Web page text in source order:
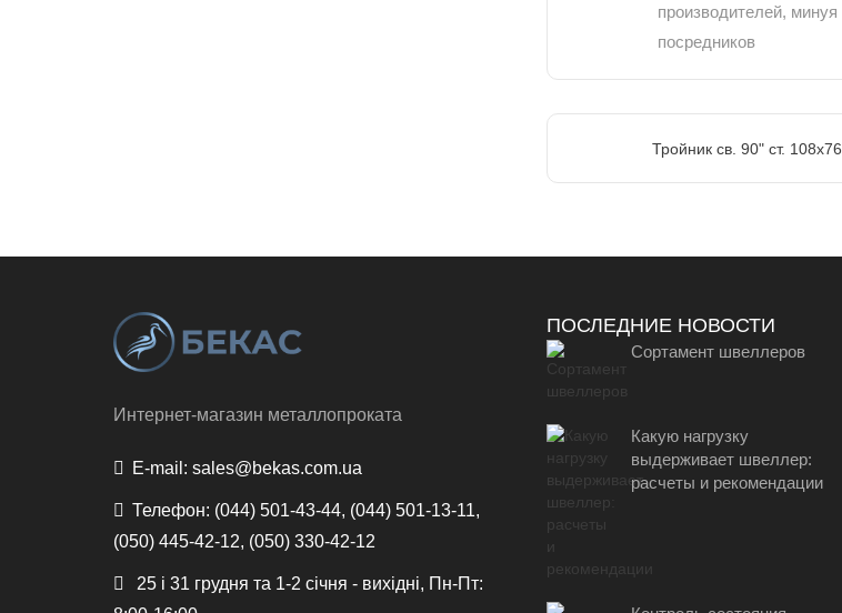
производителей, минуя
посредников
Тройник св. 90" ст. 108х76
Интернет-магазин металлопроката
E-mail: sales@bekas.com.ua
Телефон: (044) 501-43-44, (044) 501-13-11,
(050) 445-42-12, (050) 330-42-12
25 і 31 грудня та 1-2 січня - вихідні, Пн-Пт:
ПОСЛЕДНИЕ НОВОСТИ
Сортамент швеллеров
Какую нагрузку
выдерживает швеллер:
расчеты и рекомендации